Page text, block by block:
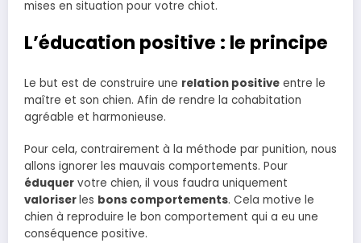
mises en situation pour votre chiot.
L’éducation positive : le principe
Le but est de construire une relation positive entre le
maître et son chien. Afin de rendre la cohabitation
agréable et harmonieuse.
Pour cela, contrairement à la méthode par punition, nous
allons ignorer les mauvais comportements. Pour
éduquer votre chien, il vous faudra uniquement
valoriserles bons comportements. Cela motive le
chien à reproduire le bon comportement qui a eu une
conséquence positive.